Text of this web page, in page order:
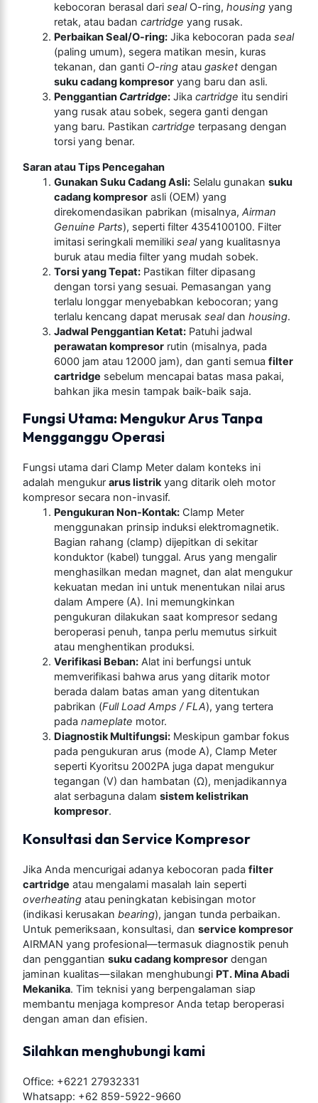
kebocoran berasal darisealO-ring,housing yang
retak, atau badancartridge yang rusak.
Perbaikan Seal/O-ring: Jika kebocoran padaseal
(paling umum), segera matikan mesin, kuras
tekanan, dan ganti O-ring ataugasketdengan
suku cadang kompresor yang baru dan asli.
Penggantian Cartridge: Jikacartridge itu sendiri
yang rusak atau sobek, segera ganti dengan
yang baru. Pastikancartridge terpasang dengan
torsi yang benar.
Saran atau Tips Pencegahan
Gunakan Suku Cadang Asli: Selalu gunakansuku
cadang kompresor asli (OEM) yang
direkomendasikan pabrikan (misalnya,Airman
Genuine Parts), seperti filter 4354100100. Filter
imitasi seringkali memilikisealyang kualitasnya
buruk atau media filter yang mudah sobek.
Torsi yang Tepat: Pastikan filter dipasang
dengan torsi yang sesuai. Pemasangan yang
terlalu longgar menyebabkan kebocoran; yang
terlalu kencang dapat merusaksealdanhousing.
Jadwal Penggantian Ketat: Patuhi jadwal
perawatan kompresor rutin (misalnya, pada
6000 jam atau 12000 jam), dan ganti semuafilter
cartridge sebelum mencapai batas masa pakai,
bahkan jika mesin tampak baik-baik saja.
Fungsi Utama: Mengukur Arus Tanpa
Mengganggu Operasi
Fungsi utama dari Clamp Meter dalam konteks ini
adalah mengukurarus listrikyang ditarik oleh motor
kompresor secara non-invasif.
Pengukuran Non-Kontak: Clamp Meter
menggunakan prinsip induksi elektromagnetik.
Bagian rahang (clamp) dijepitkan di sekitar
konduktor (kabel) tunggal. Arus yang mengalir
menghasilkan medan magnet, dan alat mengukur
kekuatan medan ini untuk menentukan nilai arus
dalam Ampere (A). Ini memungkinkan
pengukuran dilakukan saat kompresor sedang
beroperasi penuh, tanpa perlu memutus sirkuit
atau menghentikan produksi.
Verifikasi Beban: Alat ini berfungsi untuk
memverifikasi bahwa arus yang ditarik motor
berada dalam batas aman yang ditentukan
pabrikan (Full Load Amps / FLA), yang tertera
padanameplate motor.
Diagnostik Multifungsi: Meskipun gambar fokus
pada pengukuran arus (mode A), Clamp Meter
seperti Kyoritsu 2002PA juga dapat mengukur
tegangan (V) dan hambatan (Ω), menjadikannya
alat serbaguna dalamsistem kelistrikan
kompresor.
Konsultasi dan Service Kompresor
Jika Anda mencurigai adanya kebocoran padafilter
cartridge atau mengalami masalah lain seperti
overheating atau peningkatan kebisingan motor
(indikasi kerusakanbearing), jangan tunda perbaikan.
Untuk pemeriksaan, konsultasi, danservice kompresor
AIRMAN yang profesional—termasuk diagnostik penuh
dan penggantiansuku cadang kompresor dengan
jaminan kualitas—silakan menghubungi PT. Mina Abadi
Mekanika. Tim teknisi yang berpengalaman siap
membantu menjaga kompresor Anda tetap beroperasi
dengan aman dan efisien.
Silahkan menghubungi kami
Office: +6221 27932331
Whatsapp: +62 859-5922-9660